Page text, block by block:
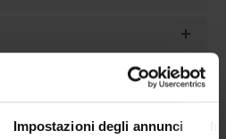
Impostazioni degli annunci